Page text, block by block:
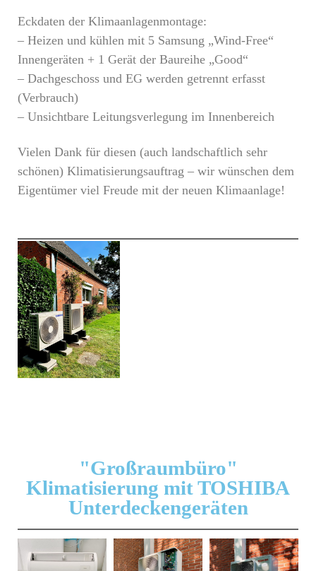
Eckdaten der Klimaanlagenmontage:
– Heizen und kühlen mit 5 Samsung „Wind-Free“
Innengeräten + 1 Gerät der Baureihe „Good“
– Dachgeschoss und EG werden getrennt erfasst
(Verbrauch)
– Unsichtbare Leitungsverlegung im Innenbereich
Vielen Dank für diesen (auch landschaftlich sehr
schönen) Klimatisierungsauftrag – wir wünschen dem
Eigentümer viel Freude mit der neuen Klimaanlage!
"Großraumbüro"
Klimatisierung mit TOSHIBA
Unterdeckengeräten